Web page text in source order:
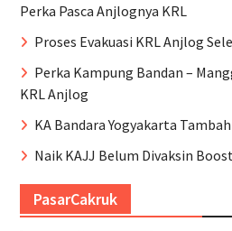
Perka Pasca Anjlognya KRL
Proses Evakuasi KRL Anjlog
Perka Kampung Bandan –
KRL Anjlog
KA Bandara Yogyakarta
Naik KAJJ Belum Divaksin
PasarCakruk